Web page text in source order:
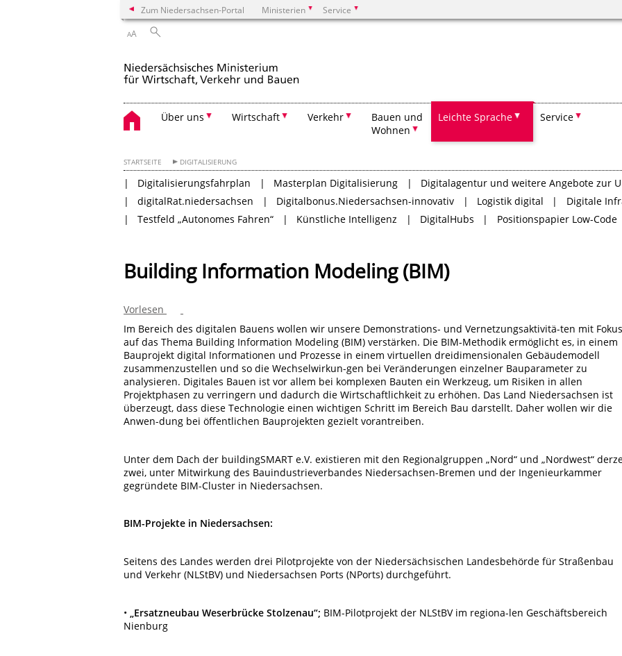
Zum Niedersachsen-Portal Ministerien Service
AA
Über uns Wirtschaft Verkehr
Bauen und
Wohnen
Leichte Sprache Service
STARTSEITE DIGITALISIERUNG
Digitalisierungsfahrplan Masterplan Digitalisierung
Digitalagentur und weitere Angebote zur
digitalRat.niedersachsen
Digitalbonus.Niedersachsen-innovativ Logistik digital
Digitale
Testfeld „Autonomes Fahren“
Künstliche Intelligenz DigitalHubs Positionspapier Low-Code
Building Information Modeling (BIM)
Vorlesen
Im Bereich des digitalen Bauens wollen wir unsere Demonstrations- und Vernetzungsaktivitä-ten mit Fokus
auf das Thema Building Information Modeling (BIM) verstärken. Die BIM-Methodik ermöglicht es, in einem
Bauprojekt digital Informationen und Prozesse in einem virtuellen dreidimensionalen Gebäudemodell
zusammenzustellen und so die Wechselwirkun-gen bei Veränderungen einzelner Bauparameter zu
analysieren. Digitales Bauen ist vor allem bei komplexen Bauten ein Werkzeug, um Risiken in allen
Projektphasen zu verringern und dadurch die Wirtschaftlichkeit zu erhöhen. Das Land Niedersachsen ist
überzeugt, dass diese Technologie einen wichtigen Schritt im Bereich Bau darstellt. Daher wollen wir die
Anwen-dung bei öffentlichen Bauprojekten gezielt vorantreiben.
Unter dem Dach der buildingSMART e.V. existieren mit den Regionalgruppen „Nord“ und „Nordwest“
zwei, unter Mitwirkung des Bauindustrieverbandes Niedersachsen-Bremen und der Ingenieurkammer
gegründete BIM-Cluster in Niedersachsen.
BIM-Projekte in Niedersachsen:
Seitens des Landes werden drei Pilotprojekte von der Niedersächsischen Landesbehörde für Straßenbau
und Verkehr (NLStBV) und Niedersachsen Ports (NPorts) durchgeführt.
• „Ersatzneubau Weserbrücke Stolzenau“; BIM-Pilotprojekt der NLStBV im regiona-len Geschäftsbereich
Nienburg